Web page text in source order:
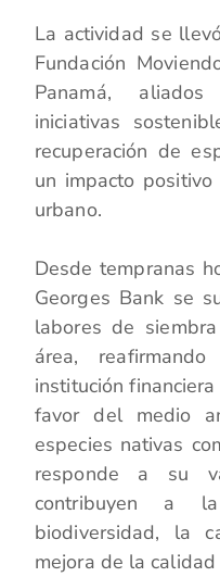
La actividad se
Fundación
Panamá,
iniciativas
recuperación de
un impacto
urbano.
Desde tempranas
Georges Bank se
labores de
área,
institución
favor del medio
especies nativas
responde a su
contribuyen a
biodiversidad, la
mejora de la